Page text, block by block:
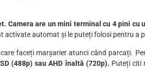
Camera are un mini terminal cu 4 pini cu
activate automat și le puteți folosi pentru a
faceți marșarier atunci când parcați.
(488p) sau AHD înaltă (720p). Puteți citi